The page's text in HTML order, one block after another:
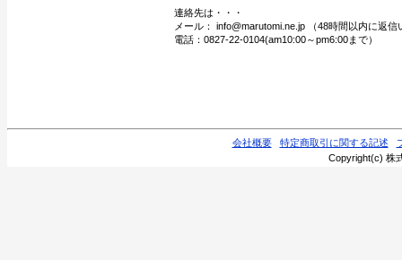
連絡先は・・・
メール： info@marutomi.ne.jp （48時間以内に返信
電話：0827-22-0104(am10:00～pm6:00まで）
会社概要 特定商取引に関する記述
Copyright(c) 株